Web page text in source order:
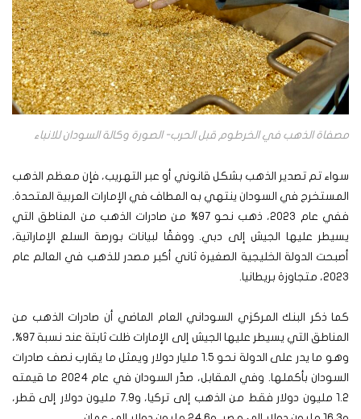
مصفاة الذهب في الخرطوم قبل الحرب- الصورة وكالة السودان للانباء
سواء تم تصدير الذهب بشكل قانوني أو عبر التهريب، فإن معظم الذهب
المستخرج في السودان ينتهي به المطاف في الإمارات العربية المتحدة.
ففي عام 2023، ذهب نحو 97% من صادرات الذهب من المناطق التي
يسيطر عليها الجيش إلى دبي. ووفقًا لبيانات بورصة السلع الإماراتية،
أصبحت الدولة الخليجية الصغيرة ثاني أكبر مصدر للذهب في العالم عام
2023، متجاوزة بريطانيا.
كما ذكر البنك المركزي السوداني العام الماضي أن صادرات الذهب من
المناطق التي يسيطر عليها الجيش إلى الإمارات ظلت ثابتة عند نسبة 97%،
وهو ما يدر على الدولة نحو 1.5 مليار دولار ويمثل ما يقارب نصف صادرات
السودان بأكملها. وفي المقابل، صدّر السودان في عام 2024 ما قيمته
1.2 مليون دولار فقط من الذهب إلى تركيا، و7.9 مليون دولار إلى قطر،